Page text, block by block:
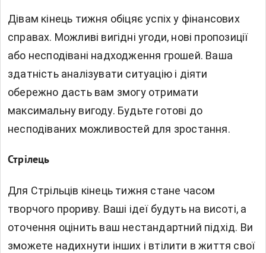
Дівам кінець тижня обіцяє успіх у фінансових
справах. Можливі вигідні угоди, нові пропозиції
або несподівані надходження грошей. Ваша
здатність аналізувати ситуацію і діяти
обережно дасть вам змогу отримати
максимальну вигоду. Будьте готові до
несподіваних можливостей для зростання.
Стрілець
Для Стрільців кінець тижня стане часом
творчого прориву. Ваші ідеї будуть на висоті, а
оточення оцінить ваш нестандартний підхід. Ви
зможете надихнути інших і втілити в життя свої